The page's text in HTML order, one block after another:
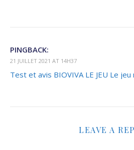
PINGBACK:
21 JUILLET 2021 AT 14H37
Test et avis BIOVIVA LE JEU Le
LEAVE A